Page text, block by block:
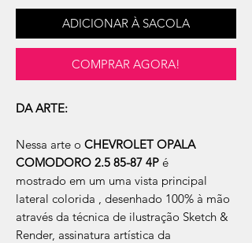
ADICIONAR À SACOLA
COMPRAR AGORA!
DA ARTE:
Nessa arte o CHEVROLET OPALA
COMODORO 2.5 85-87 4P é
mostrado em um uma vista principal
lateral colorida , desenhado 100% à mão
através da técnica de ilustração Sketch &
Render, assinatura artística da